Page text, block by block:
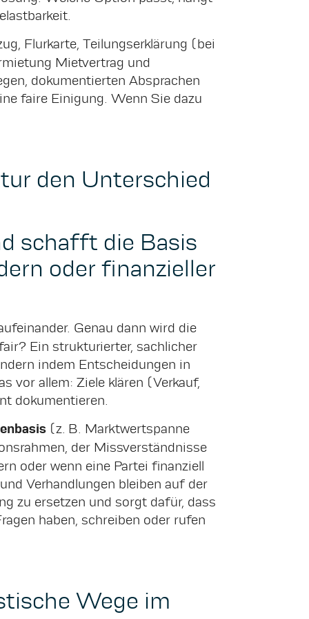
Flurkarte, Teilungserklärung (bei
Mietvertrag und
dokumentierten Absprachen
faire Einigung. Wenn Sie dazu
den Unterschied
schafft die Basis
oder finanzieller
Genau dann wird die
Ein strukturierter, sachlicher
indem Entscheidungen in
vor allem: Ziele klären (Verkauf,
dokumentieren.
(z. B. Marktwertspanne
der Missverständnisse
oder wenn eine Partei finanziell
Verhandlungen bleiben auf der
zu ersetzen und sorgt dafür, dass
haben, schreiben oder rufen
Wege im